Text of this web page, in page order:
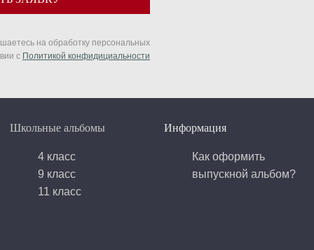
на обработку персональных
с Политикой конфидициальности
Школьные альбомы
4 класс
9 класс
11 класс
Информация
Как оформить
выпускной альбом?